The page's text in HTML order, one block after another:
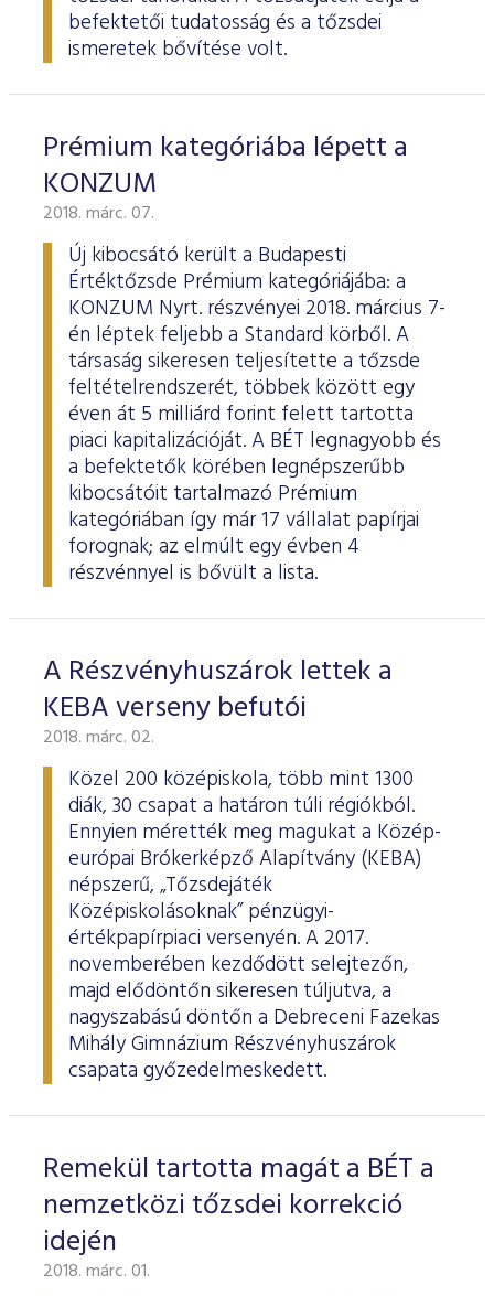
ESG Útmutató
befektetői tudatosság és a tőzsdei
ismeretek bővítése volt.
Prémium kategóriába lépett a
KONZUM
2018. márc. 07.
Új kibocsátó került a Budapesti
Értéktőzsde Prémium kategóriájába: a
KONZUM Nyrt. részvényei 2018. március 7-
én léptek feljebb a Standard körből. A
társaság sikeresen teljesítette a tőzsde
feltételrendszerét, többek között egy
éven át 5 milliárd forint felett tartotta
piaci kapitalizációját. A BÉT legnagyobb és
a befektetők körében legnépszerűbb
kibocsátóit tartalmazó Prémium
kategóriában így már 17 vállalat papírjai
forognak; az elmúlt egy évben 4
részvénnyel is bővült a lista.
A Részvényhuszárok lettek a
KEBA verseny befutói
2018. márc. 02.
Közel 200 középiskola, több mint 1300
diák, 30 csapat a határon túli régiókból.
Ennyien mérették meg magukat a Közép-
európai Brókerképző Alapítvány (KEBA)
népszerű, „Tőzsdejáték
Középiskolásoknak” pénzügyi-
értékpapírpiaci versenyén. A 2017.
novemberében kezdődött selejtezőn,
majd elődöntőn sikeresen túljutva, a
nagyszabású döntőn a Debreceni Fazekas
Mihály Gimnázium Részvényhuszárok
csapata győzedelmeskedett.
Remekül tartotta magát a BÉT a
nemzetközi tőzsdei korrekció
idején
2018. márc. 01.